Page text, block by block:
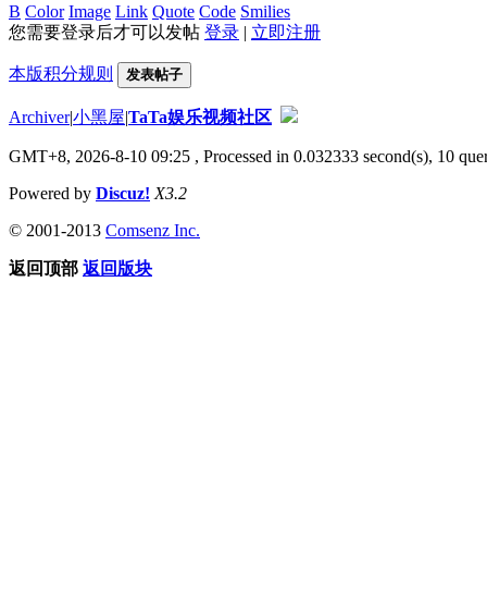
B Color Image Link Quote Code Smilies
您需要登录后才可以发帖 登录 | 立即注册
本版积分规则 发表帖子
Archiver|小黑屋|TaTa娱乐视频社区
GMT+8, 2026-8-10 09:25 , Processed in 0.032333 second(s), 10
Powered by Discuz! X3.2
© 2001-2013 Comsenz Inc.
返回顶部 返回版块